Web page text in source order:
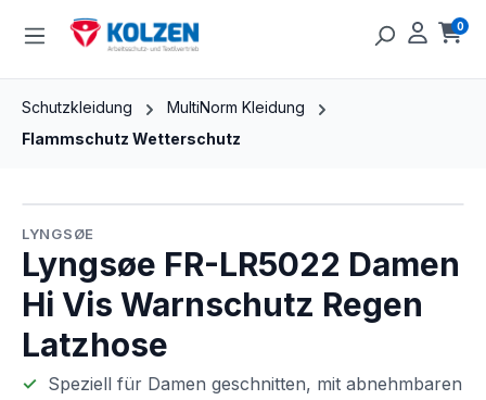
Zum Hauptinhalt springen 0
Schutzkleidung
MultiNorm Kleidung
Flammschutz Wetterschutz
LYNGSØE
Lyngsøe FR-LR5022 Damen
Hi Vis Warnschutz Regen
Latzhose
Speziell für Damen geschnitten, mit abnehmbaren